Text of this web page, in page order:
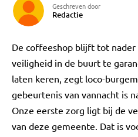
Geschreven door
Redactie
De coffeeshop blijft tot
veiligheid in de buurt te
laten keren, zegt loco-
gebeurtenis van vannacht is
Onze eerste zorg ligt bij de
van deze gemeente. Dat is